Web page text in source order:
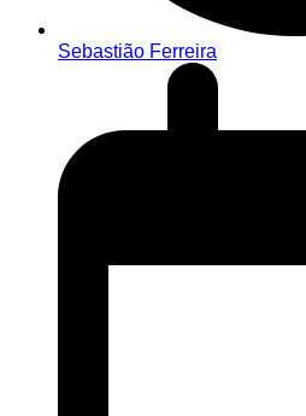
Sebastião Ferreira